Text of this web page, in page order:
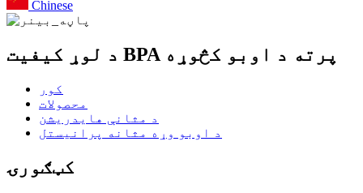
Chinese
د لوړ کیفیت BPA پرته د اوبو کڅوړه
کور
محصولات
د مثانې هایدریشن
د اوبو وړه مثانه پرانیستل
کټګورۍ